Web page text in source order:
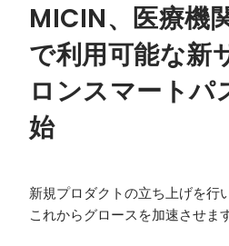
MICIN、医療機
で利用可能な新
ロンスマートパ
始
新規プロダクトの立ち上げを行
これからグロースを加速させます